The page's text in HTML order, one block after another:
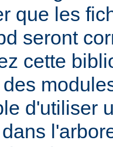
que les
seront
cette
d'utiliser